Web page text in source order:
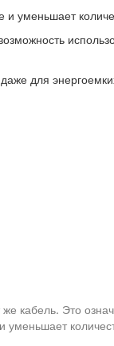
уменьшает
для
кабель. Это
уменьшает